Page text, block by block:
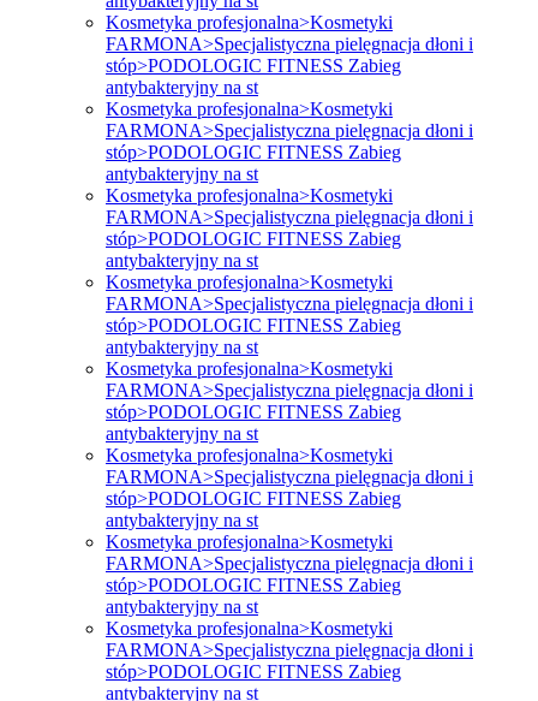
Kosmetyka profesjonalna>Kosmetyki
FARMONA>Specjalistyczna pielęgnacja dłoni i
stóp>PODOLOGIC FITNESS Zabieg
antybakteryjny na st
Kosmetyka profesjonalna>Kosmetyki
FARMONA>Specjalistyczna pielęgnacja dłoni i
stóp>PODOLOGIC FITNESS Zabieg
antybakteryjny na st
Kosmetyka profesjonalna>Kosmetyki
FARMONA>Specjalistyczna pielęgnacja dłoni i
stóp>PODOLOGIC FITNESS Zabieg
antybakteryjny na st
Kosmetyka profesjonalna>Kosmetyki
FARMONA>Specjalistyczna pielęgnacja dłoni i
stóp>PODOLOGIC FITNESS Zabieg
antybakteryjny na st
Kosmetyka profesjonalna>Kosmetyki
FARMONA>Specjalistyczna pielęgnacja dłoni i
stóp>PODOLOGIC FITNESS Zabieg
antybakteryjny na st
Kosmetyka profesjonalna>Kosmetyki
FARMONA>Specjalistyczna pielęgnacja dłoni i
stóp>PODOLOGIC FITNESS Zabieg
antybakteryjny na st
Kosmetyka profesjonalna>Kosmetyki
FARMONA>Specjalistyczna pielęgnacja dłoni i
stóp>PODOLOGIC FITNESS Zabieg
antybakteryjny na st
Kosmetyka profesjonalna>Kosmetyki
FARMONA>Specjalistyczna pielęgnacja dłoni i
stóp>PODOLOGIC FITNESS Zabieg
antybakteryjny na st